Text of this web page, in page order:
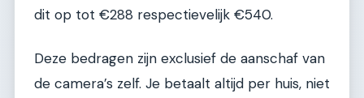
dit op tot €288 respectievelijk €540.
Deze bedragen zijn exclusief de aanschaf van
de camera’s zelf. Je betaalt altijd per huis, niet